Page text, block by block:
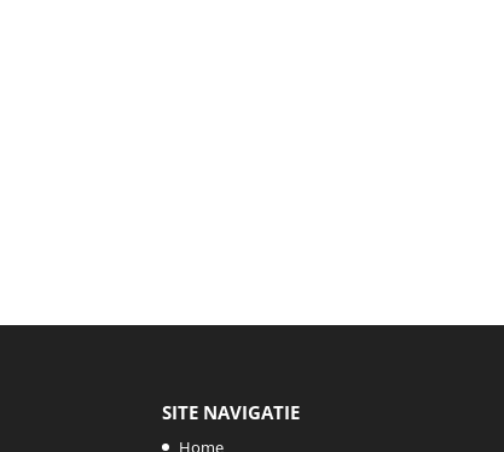
SITE NAVIGATIE
Home